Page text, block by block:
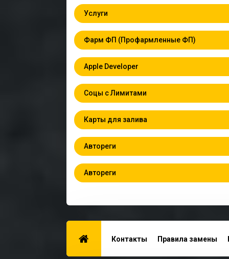
Услуги
Фарм ФП (Профармленные ФП)
Apple Developer
Соцы с Лимитами
Карты для залива
Автореги
Автореги
Контакты Правила замены